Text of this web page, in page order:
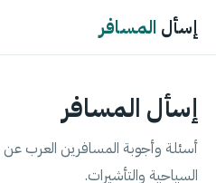
إسأل المسافر
إسأل المسافر
أسئلة وأجوبة المسافرين العرب عن
السياحية والتأشيرات.